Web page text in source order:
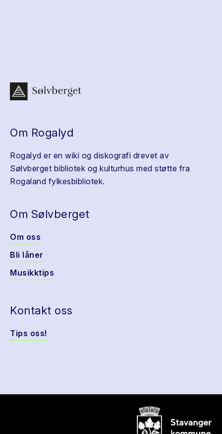
Om Rogalyd
Rogalyd er en wiki og diskografi drevet av
Sølvberget bibliotek og kulturhus med støtte fra
Rogaland fylkesbibliotek.
Om Sølvberget
Om oss
Bli låner
Musikktips
Kontakt oss
Tips oss!